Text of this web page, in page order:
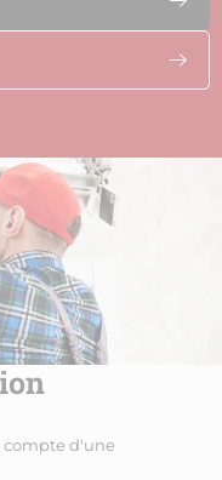
compte d'une